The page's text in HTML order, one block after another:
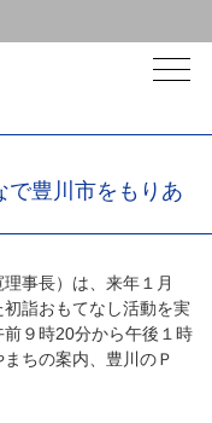
で豊川市をもりあ
事長）は、来年１月
詣おもてなし活動を実
９時20分から午後１時
ちの案内、豊川のＰ